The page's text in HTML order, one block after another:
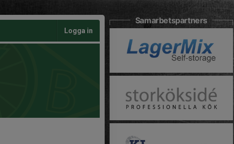
Logga in
Samarbetspartners